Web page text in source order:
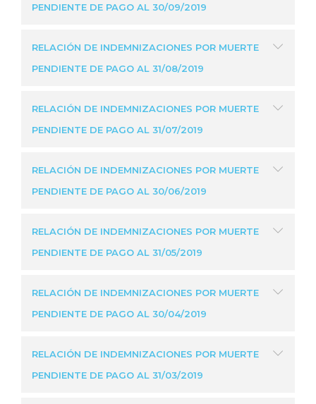
PENDIENTE DE PAGO AL 30/09/2019
RELACIÓN DE INDEMNIZACIONES POR MUERTE
PENDIENTE DE PAGO AL 31/08/2019
RELACIÓN DE INDEMNIZACIONES POR MUERTE
PENDIENTE DE PAGO AL 31/07/2019
RELACIÓN DE INDEMNIZACIONES POR MUERTE
PENDIENTE DE PAGO AL 30/06/2019
RELACIÓN DE INDEMNIZACIONES POR MUERTE
PENDIENTE DE PAGO AL 31/05/2019
RELACIÓN DE INDEMNIZACIONES POR MUERTE
PENDIENTE DE PAGO AL 30/04/2019
RELACIÓN DE INDEMNIZACIONES POR MUERTE
PENDIENTE DE PAGO AL 31/03/2019